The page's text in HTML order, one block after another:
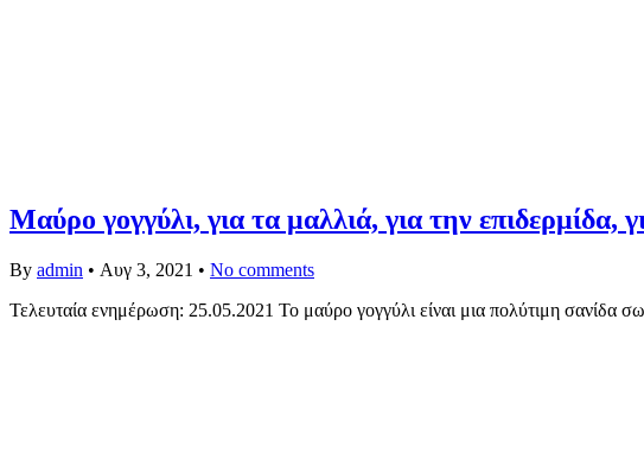
Μαύρο γογγύλι, για τα μαλλιά, για την επιδερμίδα,
By admin • Αυγ 3, 2021 • No comments
Τελευταία ενημέρωση: 25.05.2021 Το μαύρο γογγύλι είναι μια πολύτιμη σανίδα